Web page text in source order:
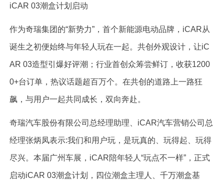
iCAR 03潮盒计划启动
作为奇瑞集团的“新势力”，首个新能源电动品牌，iCAR从
诞生之初便始终与年轻人玩在一起。共创外观设计，让iC
AR 03造型引爆好评潮；行业首创众筹尝鲜订，收获1200
0+台订单，热议话题超百万个。在共创的道路上一路狂
飙，与用户一起共同成长，双向奔赴。
奇瑞汽车股份有限公司总经理助理、iCAR汽车营销公司总
经理张炳凤表示:我们和用户玩，是玩真的、玩得起、玩得
尽兴。本届广州车展，iCAR陪年轻人“玩点不一样”，正式
启动iCAR 03潮盒计划，四位潮盒主理人、千万潮盒基